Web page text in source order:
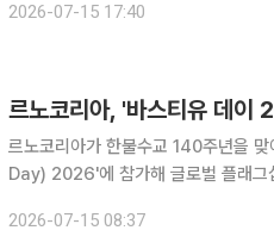
현금 할인과 개소세 지원, 저금리 할
2026-07-15 17:40
르노코리아, '바스티유 데이
르노코리아가 한불수교 140주년을
Day) 2026'에 참가해 글로벌 플래그십 크로스오
전시하고 다양한 현장 참여 프로그램
2026-07-15 08:37